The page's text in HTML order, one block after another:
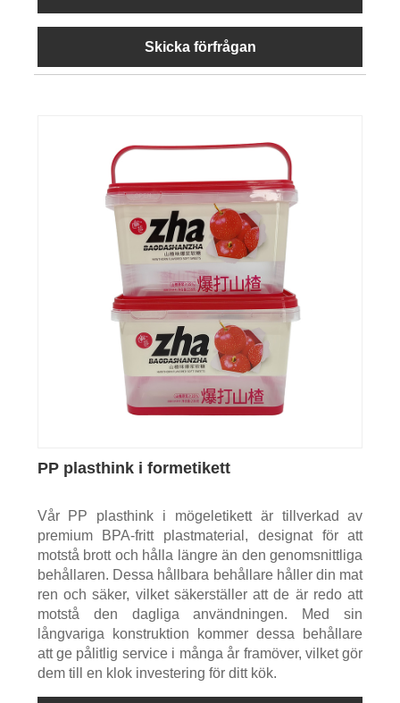
Skicka förfrågan
PP plasthink i formetikett
Vår PP plasthink i mögeletikett är tillverkad av
premium BPA-fritt plastmaterial, designat för att
motstå brott och hålla längre än den genomsnittliga
behållaren. Dessa hållbara behållare håller din mat
ren och säker, vilket säkerställer att de är redo att
motstå den dagliga användningen. Med sin
långvariga konstruktion kommer dessa behållare
att ge pålitlig service i många år framöver, vilket gör
dem till en klok investering för ditt kök.